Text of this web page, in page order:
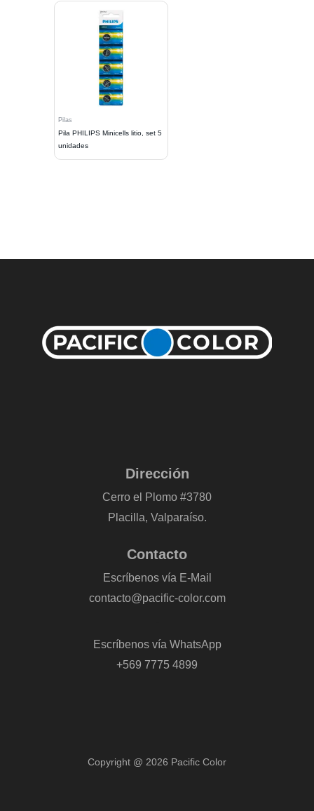
Pilas
Pila PHILIPS Minicells litio, set 5
unidades
Dirección
Cerro el Plomo #3780
Placilla, Valparaíso.
Contacto
Escríbenos vía E-Mail
contacto@pacific-color.com
Escríbenos vía WhatsApp
+569 7775 4899
Copyright @ 2026 Pacific Color